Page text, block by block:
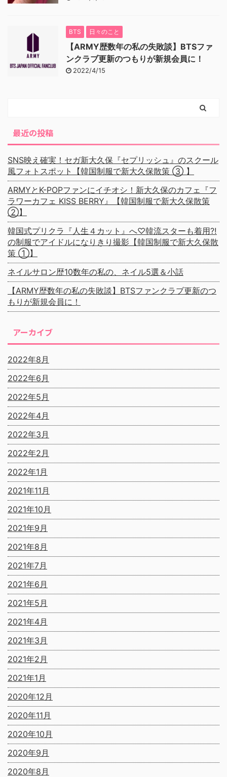
BTS 日々のこと
【ARMY歴数年の私の失敗談】BTSファ
ンクラブ更新のつもりが新規会員に！
2022/4/15
最近の投稿
SNS映え確実！セガ新大久保『セプリッシュ』のスクール
風フォトスポット【韓国制服で新大久保散策 ③ 】
ARMYとK-POPファンにイチオシ！新大久保のカフェ『フ
ラワーカフェ KISS BERRY』【韓国制服で新大久保散策
②】
韓国式プリクラ『人生４カット』へ♡韓流スターも着用⁈
の制服でアイドルになりきり撮影【韓国制服で新大久保散
策 ①】
ネイルサロン歴10数年の私の、ネイル5選＆小話
【ARMY歴数年の私の失敗談】BTSファンクラブ更新のつ
もりが新規会員に！
アーカイブ
2022年8月
2022年6月
2022年5月
2022年4月
2022年3月
2022年2月
2022年1月
2021年11月
2021年10月
2021年9月
2021年8月
2021年7月
2021年6月
2021年5月
2021年4月
2021年3月
2021年2月
2021年1月
2020年12月
2020年11月
2020年10月
2020年9月
2020年8月